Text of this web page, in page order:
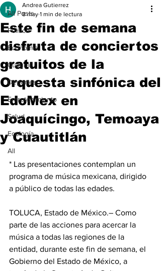
All Posts
Política
Economía
Cultura
Deportes
Entretenimiento
Salud
Ecología
All
Este fin de semana
disfruta de conciertos
gratuitos de la
Orquesta sinfónica del
EdoMex en
Joaquícingo, Temoaya
y Cuautitlán
Andrea Gutierrez
8 may 1 min de lectura
* Las presentaciones contemplan un
programa de música mexicana, dirigido
a público de todas las edades.
TOLUCA, Estado de México.– Como
parte de las acciones para acercar la
música a todas las regiones de la
entidad, durante este fin de semana, el
Gobierno del Estado de México, a